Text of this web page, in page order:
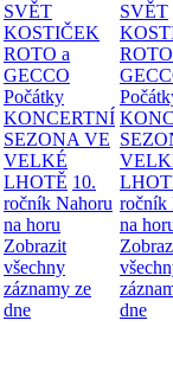
SVĚT
KOSTIČEK
ROTO a
GECCO
Počátky
KONCERTNÍ
SEZONA VE
VELKÉ
LHOTĚ 10.
ročník Nahoru
na horu
Zobrazit
všechny
záznamy ze
dne
SVĚT
ročník
na
dne